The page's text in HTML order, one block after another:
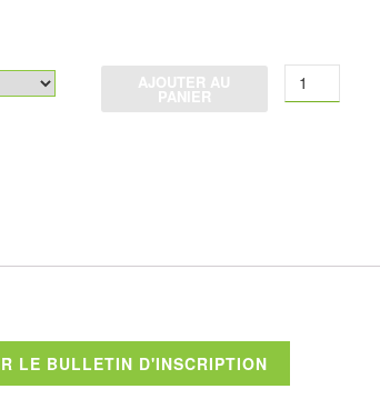
quantité
de
COMPLET
AJOUTER AU
PANIER
LE BULLETIN D'INSCRIPTION